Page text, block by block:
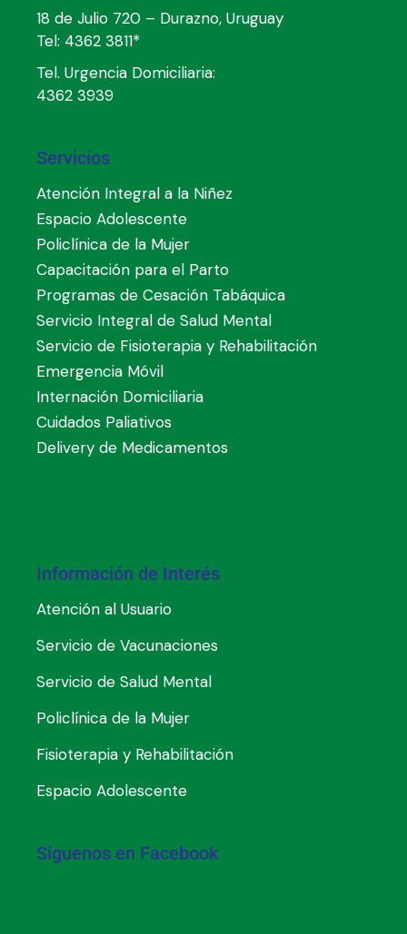
18 de Julio 720 – Durazno, Uruguay
Tel: 4362 3811*
Tel. Urgencia Domiciliaria:
4362 3939
Servicios
Atención Integral a la Niñez
Espacio Adolescente
Policlínica de la Mujer
Capacitación para el Parto
Programas de Cesación Tabáquica
Servicio Integral de Salud Mental
Servicio de Fisioterapia y Rehabilitación
Emergencia Móvil
Internación Domiciliaria
Cuidados Paliativos
Delivery de Medicamentos
Información de Interés
Atención al Usuario
Servicio de Vacunaciones
Servicio de Salud Mental
Policlínica de la Mujer
Fisioterapia y Rehabilitación
Espacio Adolescente
Síguenos en Facebook